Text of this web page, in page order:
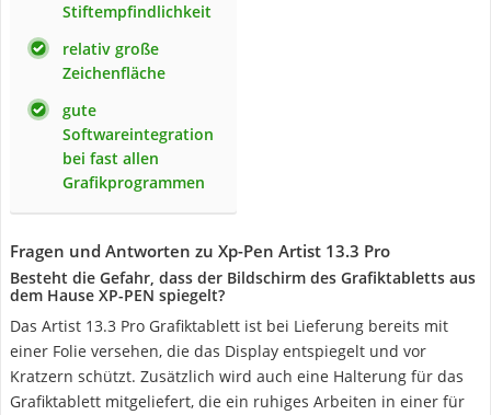
Stiftempfindlichkeit
relativ große
Zeichenfläche
gute
Softwareintegration
bei fast allen
Grafikprogrammen
Fragen und Antworten zu Xp-Pen Artist 13.3 Pro
Besteht die Gefahr, dass der Bildschirm des Grafiktabletts aus
dem Hause XP-PEN spiegelt?
Das Artist 13.3 Pro Grafiktablett ist bei Lieferung bereits mit
einer Folie versehen, die das Display entspiegelt und vor
Kratzern schützt. Zusätzlich wird auch eine Halterung für das
Grafiktablett mitgeliefert, die ein ruhiges Arbeiten in einer für